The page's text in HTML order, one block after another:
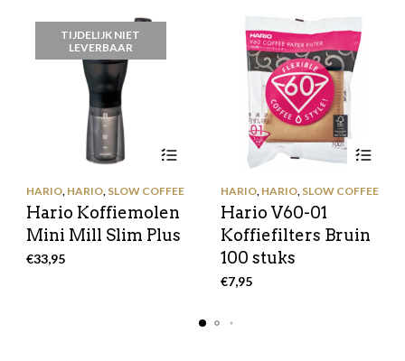
TIJDELIJK NIET
LEVERBAAR
HARIO, HARIO, SLOW COFFEE
Hario Koffiemolen
Mini Mill Slim Plus
€33,95
HARIO, HARIO, SLOW COFFEE
Hario V60-01
Koffiefilters Bruin
100 stuks
€7,95